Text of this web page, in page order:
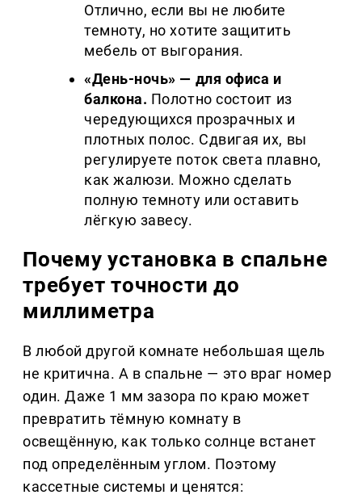
Отлично, если вы не любите
темноту, но хотите защитить
мебель от выгорания.
«День-ночь» — для офиса и
балкона. Полотно состоит из
чередующихся прозрачных и
плотных полос. Сдвигая их, вы
регулируете поток света плавно,
как жалюзи. Можно сделать
полную темноту или оставить
лёгкую завесу.
Почему установка в спальне
требует точности до
миллиметра
В любой другой комнате небольшая щель
не критична. А в спальне — это враг номер
один. Даже 1 мм зазора по краю может
превратить тёмную комнату в
освещённую, как только солнце встанет
под определённым углом. Поэтому
кассетные системы и ценятся: